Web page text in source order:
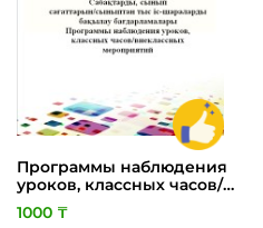
Программы наблюдения
уроков, классных часов/
внеклассных
мероприятий
1000 ₸